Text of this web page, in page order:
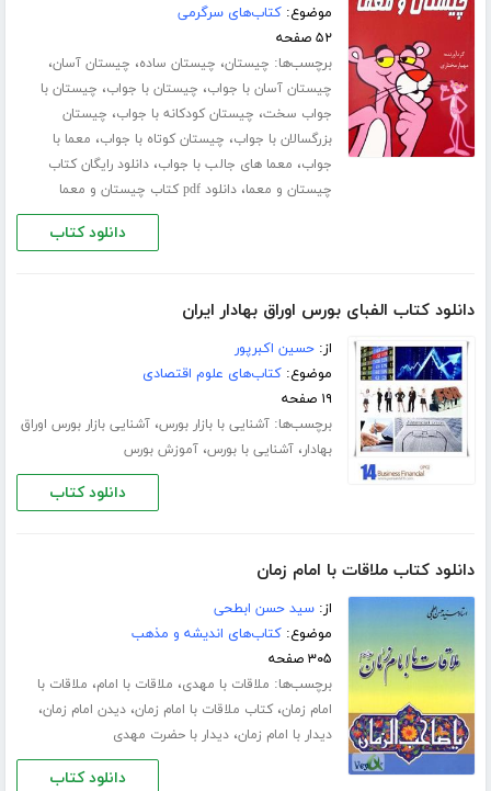
موضوع:کتاب‌های سرگرمی
۵۲ صفحه
برچسب‌ها: چیستان، چیستان ساده، چیستان آسان،
چیستان آسان با جواب، چیستان با جواب، چیستان با
جواب سخت، چیستان کودکانه با جواب، چیستان
بزرگسالان با جواب، چیستان کوتاه با جواب، معما با
جواب، معما های جالب با جواب،دانلود رایگان کتاب
چیستان و معما،دانلود pdf کتاب چیستان و معما
دانلود کتاب
دانلود کتاب الفبای بورس اوراق بهادار ایران
از:حسین اکبرپور
موضوع:کتاب‌های علوم اقتصادی
۱۹ صفحه
برچسب‌ها:آشنایی با بازار بورس،آشنایی بازار بورس اوراق
بهادار،آشنایی با بورس،آموزش بورس
دانلود کتاب
دانلود کتاب ملاقات با امام زمان
از:سید حسن ابطحی
موضوع:کتاب‌های اندیشه و مذهب
۳۰۵ صفحه
برچسب‌ها: ملاقات با مهدی، ملاقات با امام، ملاقات با
امام زمان،کتاب ملاقات با امام زمان،دیدن امام زمان،
دیدار با امام زمان،دیدار با حضرت مهدی
دانلود کتاب